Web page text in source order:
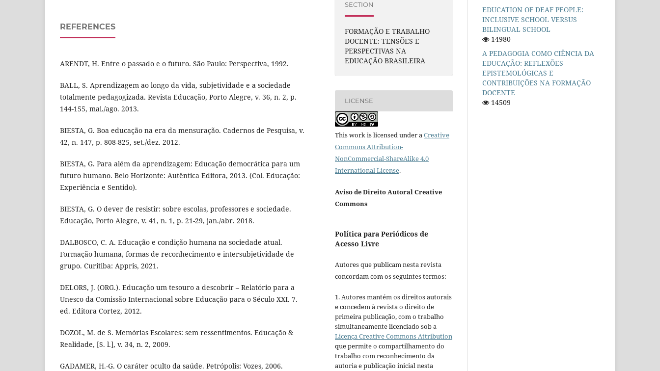
REFERENCES
ARENDT, H. Entre o passado e o futuro. São Paulo: Perspectiva, 1992.
BALL, S. Aprendizagem ao longo da vida, subjetividade e a sociedade
totalmente pedagogizada. Revista Educação, Porto Alegre, v. 36, n. 2, p.
144-155, mai./ago. 2013.
BIESTA, G. Boa educação na era da mensuração. Cadernos de Pesquisa, v.
42, n. 147, p. 808-825, set./dez. 2012.
BIESTA, G. Para além da aprendizagem: Educação democrática para um
futuro humano. Belo Horizonte: Autêntica Editora, 2013. (Col. Educação:
Experiência e Sentido).
BIESTA, G. O dever de resistir: sobre escolas, professores e sociedade.
Educação, Porto Alegre, v. 41, n. 1, p. 21-29, jan./abr. 2018.
DALBOSCO, C. A. Educação e condição humana na sociedade atual.
Formação humana, formas de reconhecimento e intersubjetividade de
grupo. Curitiba: Appris, 2021.
DELORS, J. (ORG.). Educação um tesouro a descobrir – Relatório para a
Unesco da Comissão Internacional sobre Educação para o Século XXI. 7.
ed. Editora Cortez, 2012.
DOZOL, M. de S. Memórias Escolares: sem ressentimentos. Educação &
Realidade, [S. l.], v. 34, n. 2, 2009.
GADAMER, H.-G. O caráter oculto da saúde. Petrópolis: Vozes, 2006.
SECTION
FORMAÇÃO E TRABALHO
DOCENTE: TENSÕES E
PERSPECTIVAS NA
EDUCAÇÃO BRASILEIRA
LICENSE
This work is licensed under aCreative
Commons Attribution-
NonCommercial-ShareAlike 4.0
International License.
Aviso de Direito Autoral Creative
Commons
Política para Periódicos de
Acesso Livre
Autores que publicam nesta revista
concordam com os seguintes termos:
1. Autores mantém os direitos autorais
e concedem à revista o direito de
primeira publicação, com o trabalho
simultaneamente licenciado sob a
Licença Creative Commons Attribution
que permite o compartilhamento do
trabalho com reconhecimento da
autoria e publicação inicial nesta
EDUCATION OF DEAF PEOPLE:
INCLUSIVE SCHOOL VERSUS
BILINGUAL SCHOOL
14980
A PEDAGOGIA COMO CIÊNCIA DA
EDUCAÇÃO: REFLEXÕES
EPISTEMOLÓGICAS E
CONTRIBUIÇÕES NA FORMAÇÃO
DOCENTE
14509